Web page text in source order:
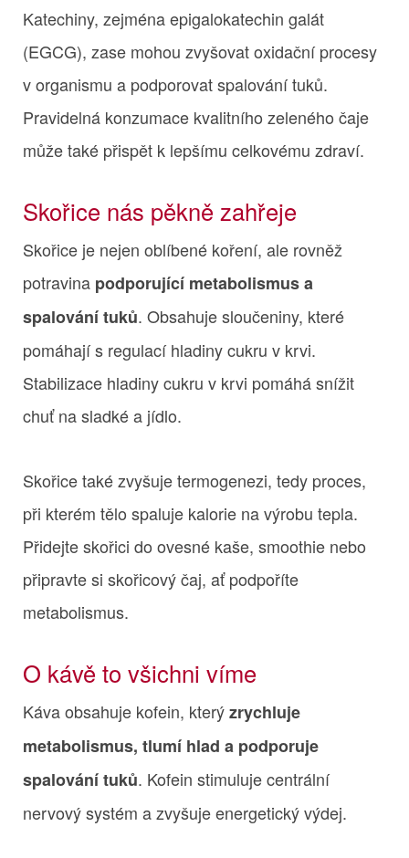
Katechiny, zejména epigalokatechin galát
(EGCG), zase mohou zvyšovat oxidační procesy
v organismu a podporovat spalování tuků.
Pravidelná konzumace kvalitního zeleného čaje
může také přispět k lepšímu celkovému zdraví.
Skořice nás pěkně zahřeje
Skořice je nejen oblíbené koření, ale rovněž
potravina podporující metabolismus a
spalování tuků. Obsahuje sloučeniny, které
pomáhají s regulací hladiny cukru v krvi.
Stabilizace hladiny cukru v krvi pomáhá snížit
chuť na sladké a jídlo.
Skořice také zvyšuje termogenezi, tedy proces,
při kterém tělo spaluje kalorie na výrobu tepla.
Přidejte skořici do ovesné kaše, smoothie nebo
připravte si skořicový čaj, ať podpoříte
metabolismus.
O kávě to všichni víme
Káva obsahuje kofein, kterýzrychluje
metabolismus, tlumí hlad a podporuje
spalování tuků. Kofein stimuluje centrální
nervový systém a zvyšuje energetický výdej.